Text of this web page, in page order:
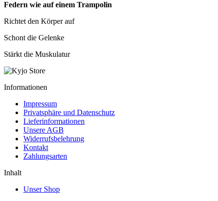
Federn wie auf einem Trampolin
Richtet den Körper auf
Schont die Gelenke
Stärkt die Muskulatur
Informationen
Impressum
Privatsphäre und Datenschutz
Lieferinformationen
Unsere AGB
Widerrufsbelehrung
Kontakt
Zahlungsarten
Inhalt
Unser Shop